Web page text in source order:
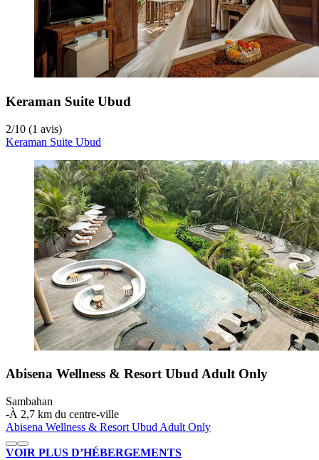
Keraman Suite Ubud
2/10 (1 avis)
Keraman Suite Ubud
Abisena Wellness & Resort Ubud Adult Only
Sambahan
‐À 2,7 km du centre-ville
Abisena Wellness & Resort Ubud Adult Only
VOIR PLUS D’HÉBERGEMENTS